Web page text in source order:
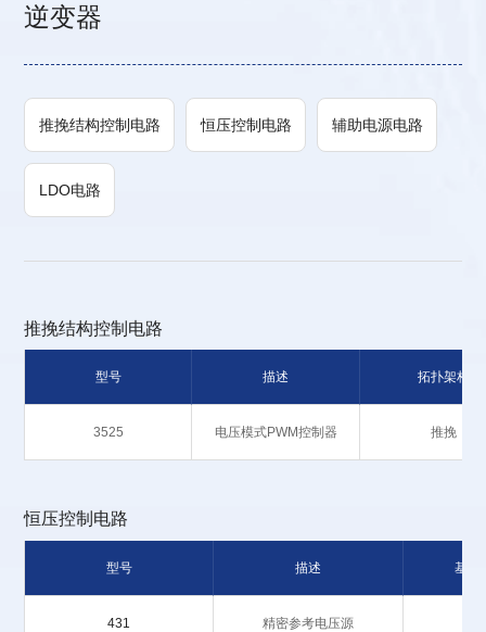
逆变器
推挽结构控制电路 恒压控制电路 辅助电源电路
LDO电路
推挽结构控制电路
型号 描述 拓扑架构
3525 电压模式PWM控制器 推挽
恒压控制电路
型号 描述 基准
431 精密参考电压源